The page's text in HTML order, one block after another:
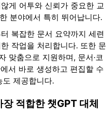
게 어투와 신뢰가 중요한 교
분야에서 특히 뛰어납니다.
복잡한 문서 요약까지 세련
작업을 처리합니다. 또한 문
맞춤으로 지원하며, 문서·코
서 바로 생성하고 편집할 수
제공합니다.
적합한 챗GPT 대체